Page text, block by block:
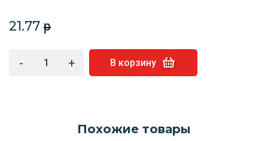
21.77 p
- + В корзину
Похожие товары